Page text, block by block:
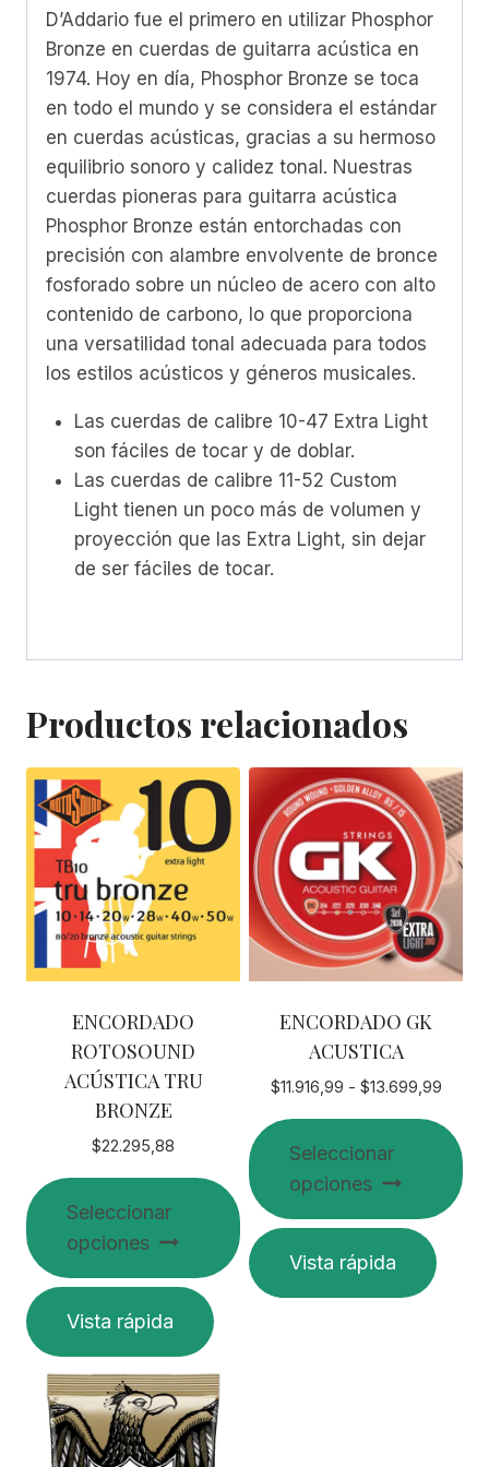
D’Addario fue el primero en utilizar Phosphor
Bronze en cuerdas de guitarra acústica en
1974. Hoy en día, Phosphor Bronze se toca
en todo el mundo y se considera el estándar
en cuerdas acústicas, gracias a su hermoso
equilibrio sonoro y calidez tonal. Nuestras
cuerdas pioneras para guitarra acústica
Phosphor Bronze están entorchadas con
precisión con alambre envolvente de bronce
fosforado sobre un núcleo de acero con alto
contenido de carbono, lo que proporciona
una versatilidad tonal adecuada para todos
los estilos acústicos y géneros musicales.
Las cuerdas de calibre 10-47 Extra Light
son fáciles de tocar y de doblar.
Las cuerdas de calibre 11-52 Custom
Light tienen un poco más de volumen y
proyección que las Extra Light, sin dejar
de ser fáciles de tocar.
Productos relacionados
ENCORDADO
ROTOSOUND
ACÚSTICA TRU
BRONZE
$22.295,88
Seleccionar
opciones
Este
producto
tiene
múltiples
variantes.
Las
Vista rápida
ENCORDADO GK
ACUSTICA
$11.916,99 - $13.699,99Rango
desde
hasta
Seleccionar
opciones
Este
producto
tiene
Vista rápida